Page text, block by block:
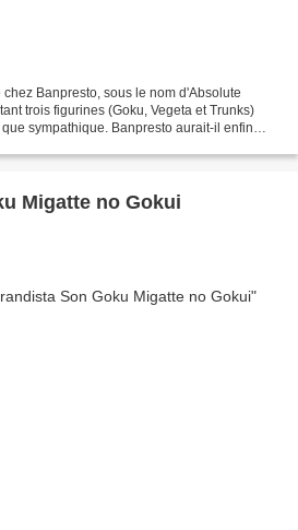
Banpresto, sous le nom d'Absolute
trois figurines (Goku, Vegeta et Trunks)
sympathique. Banpresto aurait-il enfin
Migatte no Gokui